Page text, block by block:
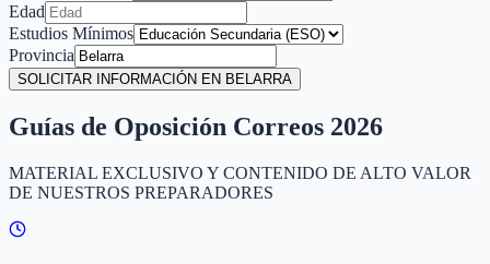
Edad
Estudios Mínimos
Provincia
SOLICITAR INFORMACIÓN EN BELARRA
Guías de Oposición Correos 2026
MATERIAL EXCLUSIVO Y CONTENIDO DE ALTO VALOR
DE NUESTROS PREPARADORES